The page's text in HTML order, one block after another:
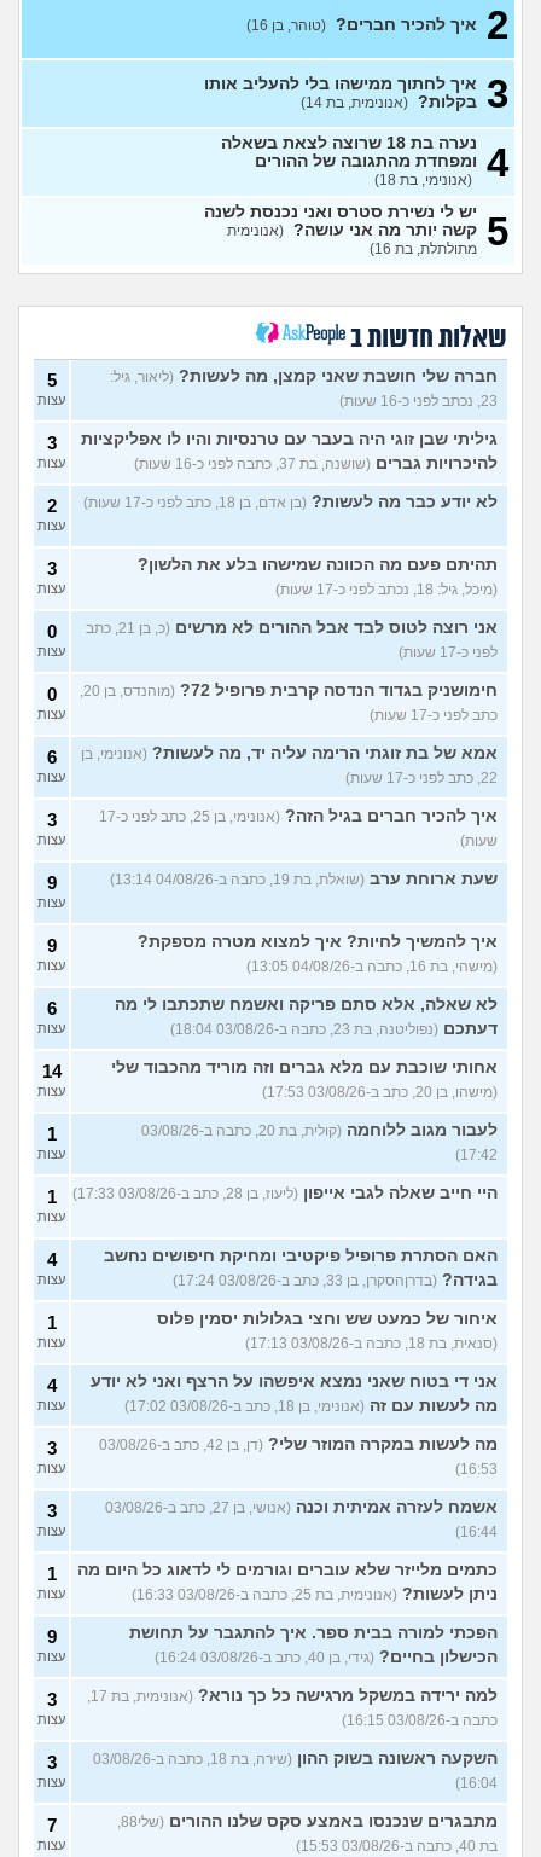
(בדוי, בן 17)
אין לי על מה לדבר אני מרגישה
לא מעניינת
5
בקרת הורים בגלישה
(Rin, בת
17)
עצות
נשארתי לבד בעולם
רוצה להיות מבין האנשים
היפים בעולם (היי, בן 20)
להפטר מרגשות אשם?
(מבולבלת בת 17, בת 17)
עצות
חרדי שרוצה להיות חילוני איך
לומר להורים?
(אהרן, בן 16)
7
עצות
מתמטיקה בגרות ומגן
בת 17)
מתלבטת לגבי שנה הבאה
(Girl, בת 17)
5
עצות
למצוא (יונתן, בן 18)
4
עצות
יש בנינו מתח אבל אני לא
(לחוצה, בת 16)
6
הברזתי לעצמי או שהצלתי את
הכבוד שלי?
4
עוד שאלות חדשות במדור
2 איך להכיר חברים? (טוהר, בן 16)
3 איך לחתוך ממישהו בלי להעליב אותו
בקלות? (אנונימית, בת 14)
4
נערה בת 18 שרוצה לצאת בשאלה
ומפחדת מהתגובה של ההורים
(אנונימי, בת 18)
5
יש לי נשירת סטרס ואני נכנסת לשנה
קשה יותר מה אני עושה? (אנונימית
מתולתלת, בת 16)
שאלות חדשות ב
חברה שלי חושבת שאני קמצן, מה לעשות? (ליאור, גיל:
23, נכתב לפני כ-16 שעות)
5
עצות
גיליתי שבן זוגי היה בעבר עם טרנסיות והיו לו אפליקציות
להיכרויות גברים (שושנה, בת 37, כתבה לפני כ-16 שעות)
3
עצות
לא יודע כבר מה לעשות? (בן אדם, בן 18, כתב לפני כ-17 שעות) 2
עצות
תהיתם פעם מה הכוונה שמישהו בלע את הלשון?
(מיכל, גיל: 18, נכתב לפני כ-17 שעות)
3
עצות
אני רוצה לטוס לבד אבל ההורים לא מרשים
(כ, בן 21, כתב
לפני כ-17 שעות)
0
עצות
חימושניק בגדוד הנדסה קרבית פרופיל 72?
(מוהנדס, בן 20,
כתב לפני כ-17 שעות)
0
עצות
אמא של בת זוגתי הרימה עליה יד, מה לעשות? (אנונימי, בן
22, כתב לפני כ-17 שעות)
6
עצות
איך להכיר חברים בגיל הזה?
(אנונימי, בן 25, כתב לפני כ-17
שעות)
3
עצות
שעת ארוחת ערב (שואלת, בת 19, כתבה ב-04/08/26 13:14) 9
עצות
איך להמשיך לחיות? איך למצוא מטרה מספקת?
(מישהי, בת 16, כתבה ב-04/08/26 13:05)
9
עצות
לא שאלה, אלא סתם פריקה ואשמח שתכתבו לי מה
דעתכם (נפוליטנה, בת 23, כתבה ב-03/08/26 18:04)
6
עצות
אחותי שוכבת עם מלא גברים וזה מוריד מהכבוד שלי
(מישהו, בן 20, כתב ב-03/08/26 17:53)
14
עצות
לעבור מגוב ללוחמה
(קולית, בת 20, כתבה ב-03/08/26
17:42)
1
עצות
היי חייב שאלה לגבי אייפון (ליעוז, בן 28, כתב ב-03/08/26 17:33) 1
עצות
האם הסתרת פרופיל פיקטיבי ומחיקת חיפושים נחשב
בגידה? (בדרןהסקרן, בן 33, כתב ב-03/08/26 17:24)
4
עצות
איחור של כמעט שש וחצי בגלולות יסמין פלוס
(סנאית, בת 18, כתבה ב-03/08/26 17:13)
1
עצות
אני די בטוח שאני נמצא איפשהו על הרצף ואני לא יודע
מה לעשות עם זה (אנונימי, בן 18, כתב ב-03/08/26 17:02)
4
עצות
מה לעשות במקרה המוזר שלי?
(דן, בן 42, כתב ב-03/08/26
16:53)
3
עצות
אשמח לעזרה אמיתית וכנה
(אנושי, בן 27, כתב ב-03/08/26
16:44)
3
עצות
כתמים מלייזר שלא עוברים וגורמים לי לדאוג כל היום מה
ניתן לעשות? (אנונימית, בת 25, כתבה ב-03/08/26 16:33)
1
עצות
הפכתי למורה בבית ספר. איך להתגבר על תחושת
הכישלון בחיים? (גידי, בן 40, כתב ב-03/08/26 16:24)
9
עצות
למה ירידה במשקל מרגישה כל כך נורא?
(אנונימית, בת 17,
כתבה ב-03/08/26 16:15)
3
עצות
השקעה ראשונה בשוק ההון
(שירה, בת 18, כתבה ב-03/08/26
16:04)
3
עצות
מתבגרים שנכנסו באמצע סקס שלנו ההורים
(שלי88,
בת 40, כתבה ב-03/08/26 15:53)
7
עצות